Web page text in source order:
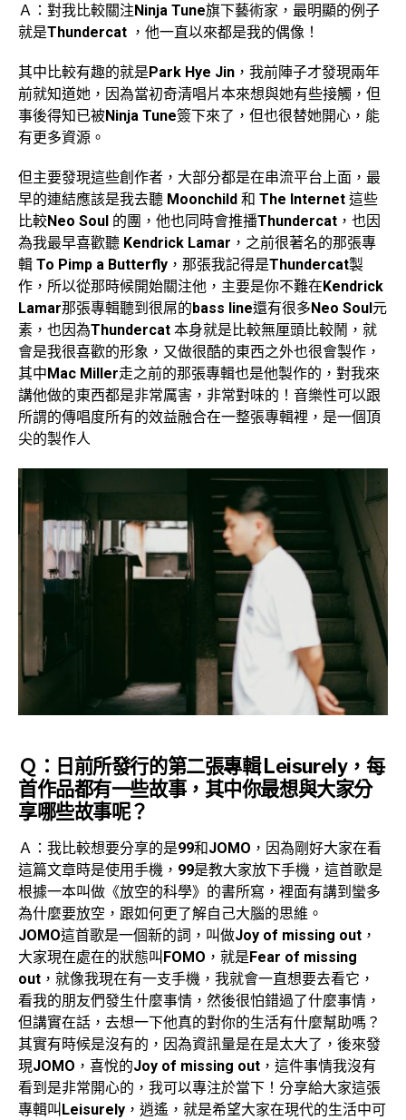
Ａ：對我比較關注Ninja Tune旗下藝術家，最明顯的例子
就是Thundercat ，他一直以來都是我的偶像！
其中比較有趣的就是Park Hye Jin ，我前陣子才發現兩年
前就知道她，因為當初奇清唱片本來想與她有些接觸，但
事後得知已被Ninja Tune簽下來了，但也很替她開心，能
有更多資源。
但主要發現這些創作者，大部分都是在串流平台上面，最
早的連結應該是我去聽 Moonchild 和 The Internet 這些
比較Neo Soul 的團，他也同時會推播Thundercat ，也因
為我最早喜歡聽 Kendrick Lamar ，之前很著名的那張專
輯 To Pimp a Butterfly ，那張我記得是Thundercat製
作，所以從那時候開始關注他，主要是你不難在Kendrick
Lamar那張專輯聽到很屌的bass line還有很多Neo Soul元
素，也因為Thundercat 本身就是比較無厘頭比較鬧，就
會是我很喜歡的形象，又做很酷的東西之外也很會製作，
其中Mac Miller走之前的那張專輯也是他製作的，對我來
講他做的東西都是非常厲害，非常對味的！音樂性可以跟
所謂的傳唱度所有的效益融合在一整張專輯裡，是一個頂
尖的製作人
Ｑ：日前所發行的第二張專輯 Leisurely，每
首作品都有一些故事，其中你最想與大家分
享哪些故事呢？
Ａ：我比較想要分享的是99和JOMO ，因為剛好大家在看
這篇文章時是使用手機， 99是教大家放下手機，這首歌是
根據一本叫做《放空的科學》的書所寫，裡面有講到蠻多
為什麼要放空，跟如何更了解自己大腦的思維。
JOMO這首歌是一個新的詞，叫做Joy of missing out ，
大家現在處在的狀態叫 FOMO ，就是 Fear of missing
out ，就像我現在有一支手機，我就會一直想要去看它，
看我的朋友們發生什麼事情，然後很怕錯過了什麼事情，
但講實在話，去想一下他真的對你的生活有什麼幫助嗎？
其實有時候是沒有的，因為資訊量是在是太大了，後來發
現JOMO ，喜悅的Joy of missing out ，這件事情我沒有
看到是非常開心的，我可以專注於當下！分享給大家這張
專輯叫 Leisurely ，逍遙，就是希望大家在現代的生活中可